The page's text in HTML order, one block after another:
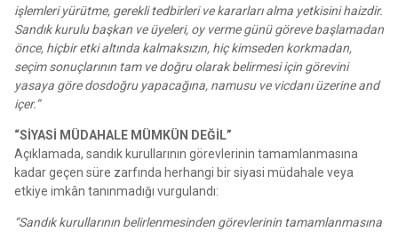
işlemleri yürütme, gerekli tedbirleri ve kararları alma yetkisini haizdir.
Sandık kurulu başkan ve üyeleri, oy verme günü göreve başlamadan
önce, hiçbir etki altında kalmaksızın, hiç kimseden korkmadan,
seçim sonuçlarının tam ve doğru olarak belirmesi için görevini
yasaya göre dosdoğru yapacağına, namusu ve vicdanı üzerine and
içer.”
“SİYASİ MÜDAHALE MÜMKÜN DEĞİL”
Açıklamada, sandık kurullarının görevlerinin tamamlanmasına
kadar geçen süre zarfında herhangi bir siyasi müdahale veya
etkiye imkân tanınmadığı vurgulandı:
“Sandık kurullarının belirlenmesinden görevlerinin tamamlanmasına